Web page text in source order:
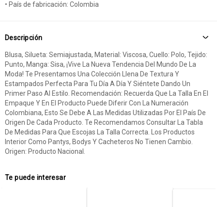
• País de fabricación: Colombia
Descripción
Blusa, Silueta: Semiajustada, Material: Viscosa, Cuello: Polo, Tejido:
Punto, Manga: Sisa, ¡Vive La Nueva Tendencia Del Mundo De La
Moda! Te Presentamos Una Colección Llena De Textura Y
Estampados Perfecta Para Tu Día A Día Y Siéntete Dando Un
Primer Paso Al Estilo. Recomendación: Recuerda Que La Talla En El
Empaque Y En El Producto Puede Diferir Con La Numeración
Colombiana, Esto Se Debe A Las Medidas Utilizadas Por El País De
Origen De Cada Producto. Te Recomendamos Consultar La Tabla
De Medidas Para Que Escojas La Talla Correcta. Los Productos
Interior Como Pantys, Bodys Y Cacheteros No Tienen Cambio.
Origen: Producto Nacional.
Te puede interesar